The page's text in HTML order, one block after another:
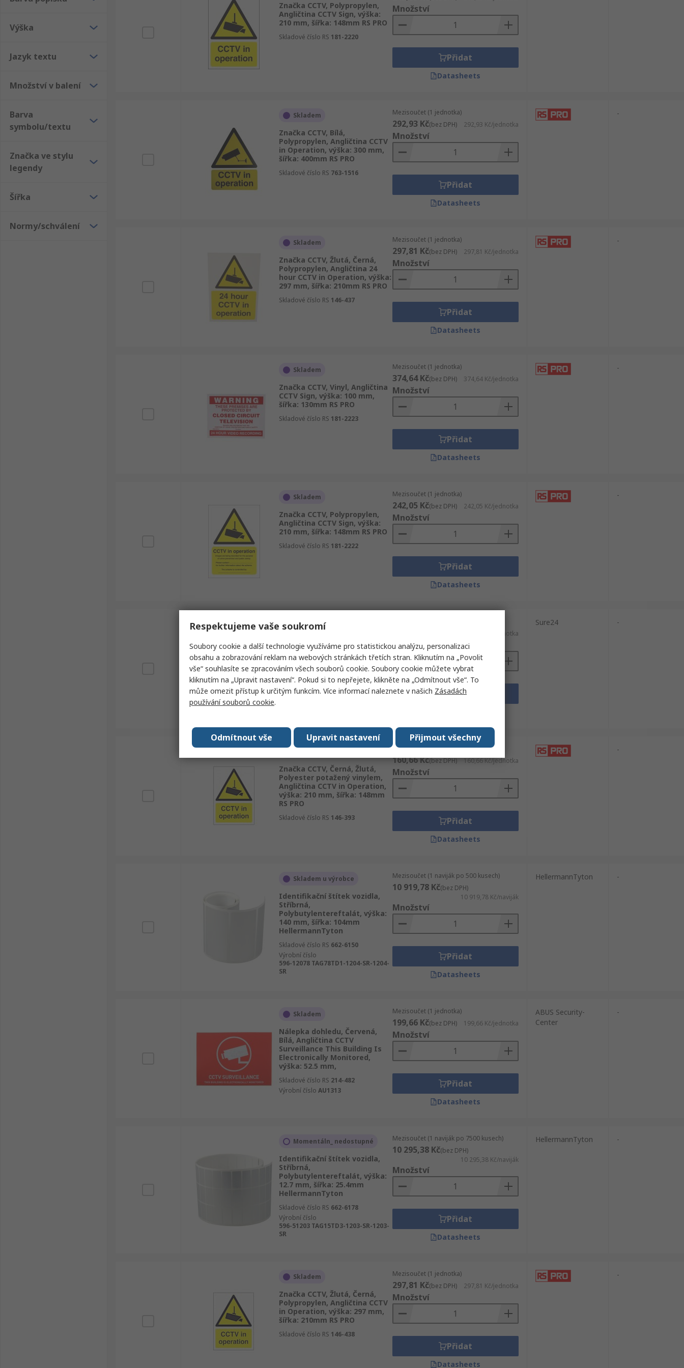
Výška
Jazyk textu
Množství v balení
Barva
symbolu/textu
Značka ve stylu
legendy
Šířka
Normy/schválení
Značka CCTV, Polypropylen,
Angličtina CCTV Sign, výška:
210 mm, šířka: 148mm RS PRO
Skladové číslo RS 181-2220
Množství
Přidat
Datasheets
Skladem
Značka CCTV, Bílá,
Polypropylen, Angličtina CCTV
in Operation, výška: 300 mm,
šířka: 400mm RS PRO
Skladové číslo RS 763-1516
Mezisoučet (1 jednotka)
292,93 Kč(bez DPH) 292,93 Kč/jednotka
Množství
Přidat
Datasheets
-
Skladem
Značka CCTV, Žlutá, Černá,
Polypropylen, Angličtina 24
hour CCTV in Operation, výška:
297 mm, šířka: 210mm RS PRO
Skladové číslo RS 146-437
Mezisoučet (1 jednotka)
297,81 Kč(bez DPH) 297,81 Kč/jednotka
Množství
Přidat
Datasheets
-
Skladem
Značka CCTV, Vinyl, Angličtina
CCTV Sign, výška: 100 mm,
šířka: 130mm RS PRO
Skladové číslo RS 181-2223
Mezisoučet (1 jednotka)
374,64 Kč(bez DPH) 374,64 Kč/jednotka
Množství
Přidat
Datasheets
-
Skladem
Značka CCTV, Polypropylen,
Angličtina CCTV Sign, výška:
210 mm, šířka: 148mm RS PRO
Skladové číslo RS 181-2222
Mezisoučet (1 jednotka)
242,05 Kč(bez DPH) 242,05 Kč/jednotka
Množství
Přidat
Datasheets
-
Skladem
Značka CCTV, Červená, Vinyl,
Angličtina Warning Closed
Circuit Television, výška: 297
mm, šířka: 210mm Sure24
Skladové číslo RS493-5297
Výrobní čísloVKWS/OUT
115,25 Kč/jednotka
Množství
Přidat
Sure24 -
Značka CCTV, Černá, Žlutá,
Polyester potažený vinylem,
Angličtina CCTV in Operation,
výška: 210 mm, šířka: 148mm
RS PRO
Skladové číslo RS 146-393
Mezisoučet (1 jednotka)
160,66 Kč(bez DPH) 160,66 Kč/jednotka
Množství
Přidat
Datasheets
-
Skladem u výrobce
Identifikační štítek vozidla,
Stříbrná,
Polybutylentereftalát, výška:
140 mm, šířka: 104mm
HellermannTyton
Skladové číslo RS 662-6150
Výrobní číslo
596-12078 TAG78TD1-1204-SR-1204-
SR
Mezisoučet (1 naviják po 500 kusech)
10 919,78 Kč(bez DPH)
10 919,78 Kč/naviják
Množství
Přidat
Datasheets
HellermannTyton -
Skladem
Nálepka dohledu, Červená,
Bílá, Angličtina CCTV
Surveillance This Building Is
Electronically Monitored,
výška: 52.5 mm,
Skladové číslo RS 214-482
Výrobní číslo AU1313
Mezisoučet (1 jednotka)
199,66 Kč(bez DPH) 199,66 Kč/jednotka
Množství
Přidat
Datasheets
ABUS Security-
Center
-
Momentáln_ nedostupné
Identifikační štítek vozidla,
Stříbrná,
Polybutylentereftalát, výška:
12.7 mm, šířka: 25.4mm
HellermannTyton
Skladové číslo RS 662-6178
Výrobní číslo
596-51203 TAG15TD3-1203-SR-1203-
SR
Mezisoučet (1 naviják po 7500 kusech)
10 295,38 Kč(bez DPH)
10 295,38 Kč/naviják
Množství
Přidat
Datasheets
HellermannTyton -
Skladem
Značka CCTV, Žlutá, Černá,
Polypropylen, Angličtina CCTV
in Operation, výška: 297 mm,
šířka: 210mm RS PRO
Skladové číslo RS 146-438
Mezisoučet (1 jednotka)
297,81 Kč(bez DPH) 297,81 Kč/jednotka
Množství
Přidat
Datasheets
-
Respektujeme vaše soukromí
Soubory cookie a další technologie využíváme pro statistickou analýzu, personalizaci
obsahu a zobrazování reklam na webových stránkách třetích stran. Kliknutím na „Povolit
vše“ souhlasíte se zpracováním všech souborů cookie. Soubory cookie můžete vybrat
kliknutím na „Upravit nastavení“. Pokud si to nepřejete, klikněte na „Odmítnout vše“. To
může omezit přístup k určitým funkcím. Více informací naleznete v našich Zásadách
používání souborů cookie.
Přijmout všechny
Upravit nastavení
Odmítnout vše